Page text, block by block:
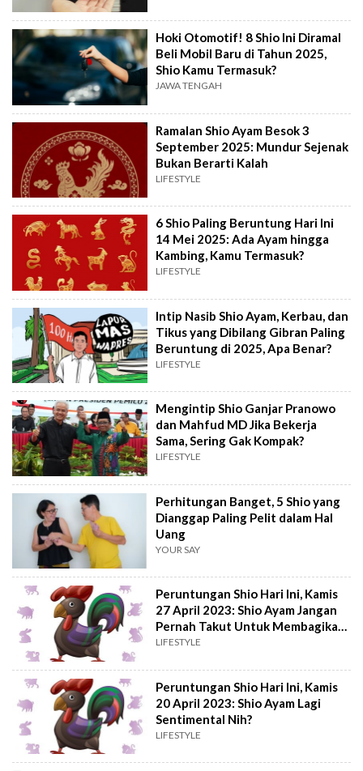
Hoki Otomotif! 8 Shio Ini Diramal
Beli Mobil Baru di Tahun 2025,
Shio Kamu Termasuk?
JAWA TENGAH
Ramalan Shio Ayam Besok 3
September 2025: Mundur Sejenak
Bukan Berarti Kalah
LIFESTYLE
6 Shio Paling Beruntung Hari Ini
14 Mei 2025: Ada Ayam hingga
Kambing, Kamu Termasuk?
LIFESTYLE
Intip Nasib Shio Ayam, Kerbau, dan
Tikus yang Dibilang Gibran Paling
Beruntung di 2025, Apa Benar?
LIFESTYLE
Mengintip Shio Ganjar Pranowo
dan Mahfud MD Jika Bekerja
Sama, Sering Gak Kompak?
LIFESTYLE
Perhitungan Banget, 5 Shio yang
Dianggap Paling Pelit dalam Hal
Uang
YOUR SAY
Peruntungan Shio Hari Ini, Kamis
27 April 2023: Shio Ayam Jangan
Pernah Takut Untuk Membagikan
Ide
LIFESTYLE
Peruntungan Shio Hari Ini, Kamis
20 April 2023: Shio Ayam Lagi
Sentimental Nih?
LIFESTYLE